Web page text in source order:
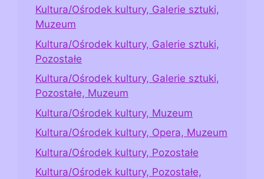
Kultura/Ośrodek kultury, Galerie sztuki,
Muzeum
Kultura/Ośrodek kultury, Galerie sztuki,
Pozostałe
Kultura/Ośrodek kultury, Galerie sztuki,
Pozostałe, Muzeum
Kultura/Ośrodek kultury, Muzeum
Kultura/Ośrodek kultury, Opera, Muzeum
Kultura/Ośrodek kultury, Pozostałe
Kultura/Ośrodek kultury, Pozostałe,